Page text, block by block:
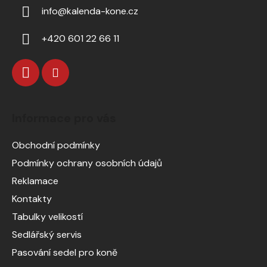
info@kalenda-kone.cz
+420 601 22 66 11
Obchodní podmínky
Podmínky ochrany osobních údajů
Reklamace
Kontakty
Tabulky velikostí
Sedlářský servis
Pasování sedel pro koně